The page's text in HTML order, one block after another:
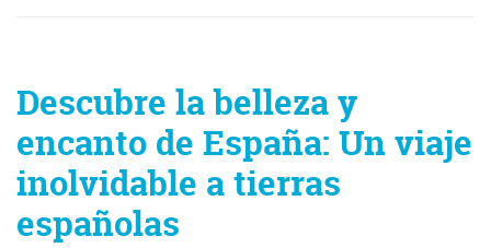
Descubre la belleza y
encanto de España: Un viaje
inolvidable a tierras
españolas